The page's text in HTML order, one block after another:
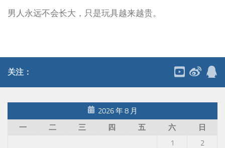
男人永远不会长大，只是玩具越来越贵。
关注：
2026 年 8 月
一
二 三 四 五 六
日
1
2